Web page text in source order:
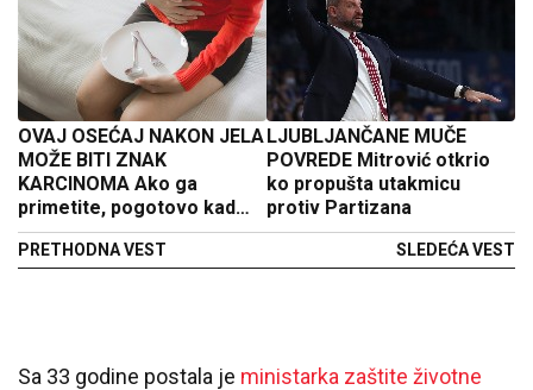
OVAJ OSEĆAJ NAKON JELA
MOŽE BITI ZNAK
KARCINOMA Ako ga
primetite, pogotovo kad
ste siti, odmah se javite
lekaru
PRETHODNA VEST
LJUBLJANČANE MUČE
POVREDE Mitrović otkrio
ko propušta utakmicu
protiv Partizana
SLEDEĆA VEST
Sa 33 godine postala je ministarka zaštite životne